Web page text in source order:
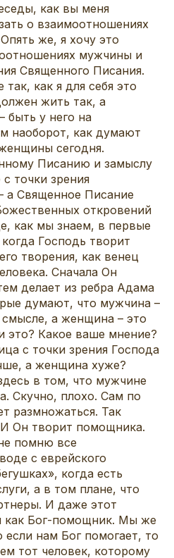
как вы меня
о взаимоотношениях
же, я хочу это
мужчины и
Священного Писания.
как я для себя это
жить так, а
быть у него на
наоборот, как думают
сегодня.
Писанию и замыслу
точки зрения
а Священное Писание
откровений
как мы знаем, в первые
Господь творит
творения, как венец
Сначала Он
делает из ребра Адама
думают, что мужчина –
а женщина – это
это? Какое ваше мнение?
с точки зрения Господа
а женщина хуже?
в том, что мужчине
Скучно, плохо. Сам по
размножаться. Так
Он творит помощника.
помню все
с еврейского
когда есть
а в том плане, что
И даже этот
как Бог-помощник. Мы же
нам Бог помогает, то
тот человек, которому